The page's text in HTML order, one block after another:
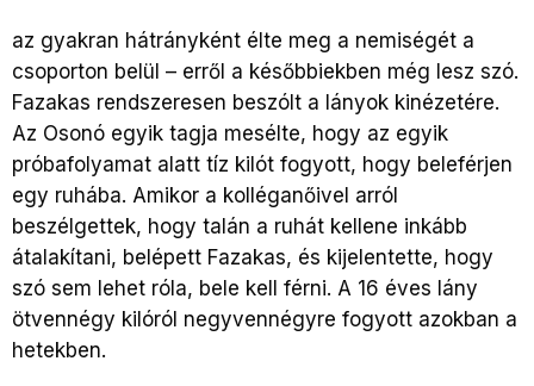
az gyakran hátrányként élte meg a nemiségét a
csoporton belül – erről a későbbiekben még lesz szó.
Fazakas rendszeresen beszólt a lányok kinézetére.
Az Osonó egyik tagja mesélte, hogy az egyik
próbafolyamat alatt tíz kilót fogyott, hogy beleférjen
egy ruhába. Amikor a kolléganőivel arról
beszélgettek, hogy talán a ruhát kellene inkább
átalakítani, belépett Fazakas, és kijelentette, hogy
szó sem lehet róla, bele kell férni. A 16 éves lány
ötvennégy kilóról negyvennégyre fogyott azokban a
hetekben.